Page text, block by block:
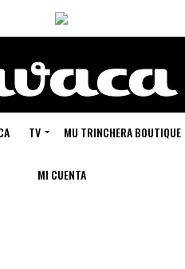
TV MU TRINCHERA BOUTIQUE
MI CUENTA